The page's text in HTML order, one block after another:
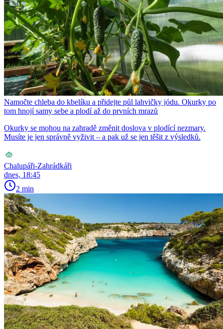
Namočte chleba do kbelíku a přidejte půl lahvičky jódu. Okurky po
tom hnojí samy sebe a plodí až do prvních mrazů
Okurky se mohou na zahradě změnit doslova v plodící nezmary.
Musíte je jen správně vyživit – a pak už se jen těšit z výsledků.
Chalupáři-Zahrádkáři
dnes, 18:45
2 min